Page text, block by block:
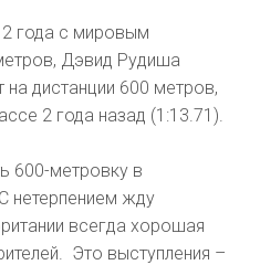
года с мировым
Дэвид Рудиша
на дистанции 600 метров,
2 года назад (1:13.71).
600-метровку в
нетерпением жду
всегда хорошая
Это выступления –